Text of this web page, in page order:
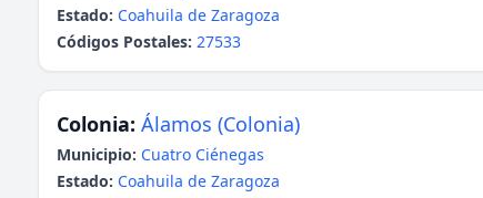
Estado: Coahuila de Zaragoza
Códigos Postales: 27533
Colonia: Álamos (Colonia)
Municipio: Cuatro Ciénegas
Estado: Coahuila de Zaragoza